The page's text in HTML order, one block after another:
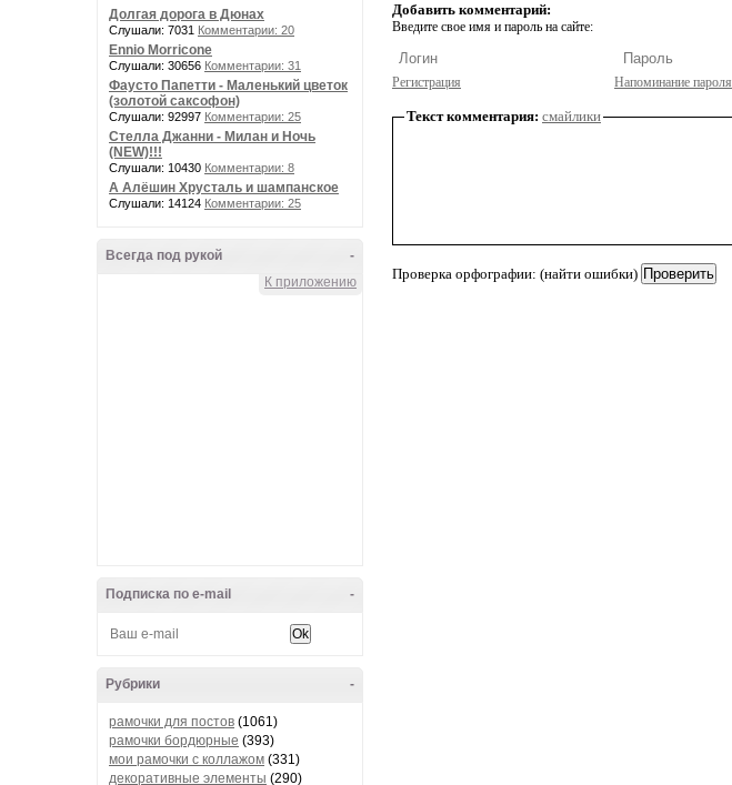
Долгая дорога в Дюнах
Слушали: 7031 Комментарии: 20
Ennio Morricone
Слушали: 30656 Комментарии: 31
Фаусто Папетти - Маленький цветок
(золотой саксофон)
Слушали: 92997 Комментарии: 25
Стелла Джанни - Милан и Ночь
(NEW)!!!
Слушали: 10430 Комментарии: 8
А Алёшин Хрусталь и шампанское
Слушали: 14124 Комментарии: 25
-
Всегда под рукой
К приложению
-
Подписка по e-mail
-
Рубрики
рамочки для постов (1061)
рамочки бордюрные (393)
мои рамочки с коллажом (331)
декоративные элементы (290)
Добавить комментарий:
Введите свое имя и пароль на сайте:
Регистрация Напоминание пароля
Текст комментария: смайлики
Проверка орфографии: (найти ошибки)